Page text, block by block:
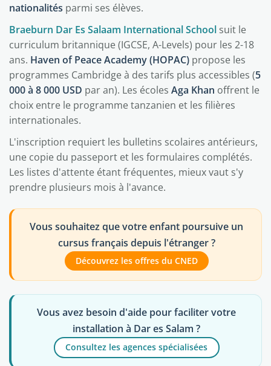
nationalités parmi ses élèves.
Braeburn Dar Es Salaam International School suit le
curriculum britannique (IGCSE, A-Levels) pour les 2-18
ans. Haven of Peace Academy (HOPAC) propose les
programmes Cambridge à des tarifs plus accessibles (5
000 à 8 000 USD par an). Les écoles Aga Khan offrent le
choix entre le programme tanzanien et les filières
internationales.
L'inscription requiert les bulletins scolaires antérieurs,
une copie du passeport et les formulaires complétés.
Les listes d'attente étant fréquentes, mieux vaut s'y
prendre plusieurs mois à l'avance.
Vous souhaitez que votre enfant poursuive un
cursus français depuis l'étranger ?
Découvrez les offres du CNED
Vous avez besoin d'aide pour faciliter votre
installation à Dar es Salam ?
Consultez les agences spécialisées